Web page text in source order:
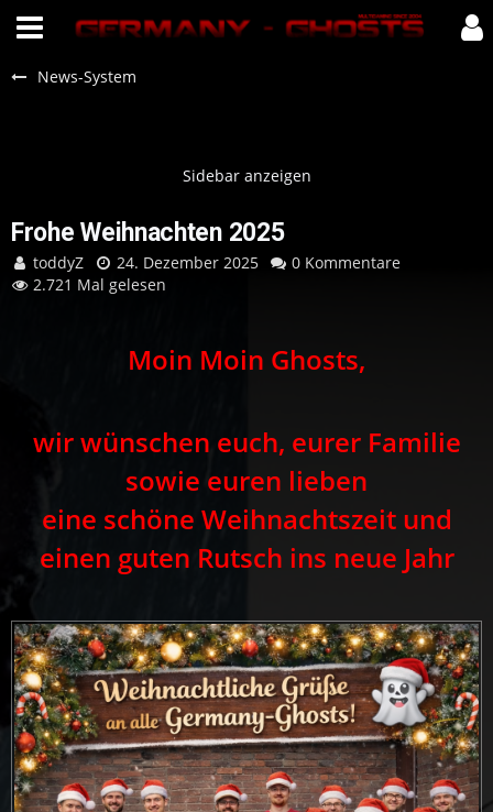
News-System
Frohe Weihnachten 2025
toddyZ 24. Dezember 2025
0 Kommentare
2.721 Mal gelesen
Moin Moin Ghosts,
wir wünschen euch, eurer Familie
sowie euren lieben
eine schöne Weihnachtszeit und
einen guten Rutsch ins neue Jahr